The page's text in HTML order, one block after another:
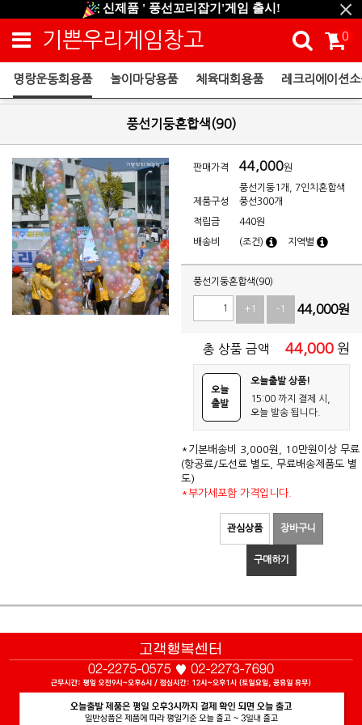
신제품 ' 풍선꼬리잡기'게임 출시!
신규회원 HAPPY EVENT 적립금 5,000원 증정
❤ 신제품 ' 컬링&볼링 ' 출시! ❤
기쁜우리게임창고 0
명랑운동회용품 놀이마당용품 체육대회용품 레크리에이션
풍선기둥혼합색(90)
판매가격 44,000원
제품구성
풍선기둥1개, 7인치혼합색
풍선300개
적립금 440원
배송비 (조건) 지역별
풍선기둥혼합색(90)
+1 -1 44,000원
총 상품 금액 44,000 원
오늘
출발
오늘출발 상품!
15:00 까지 결제 시,
오늘 발송 됩니다.
*기본배송비 3,000원, 10만원이상 무료
(항공료/도선료 별도, 무료배송제품도 별
도)
*부가세포함 가격입니다.
관심상품 장바구니
구매하기